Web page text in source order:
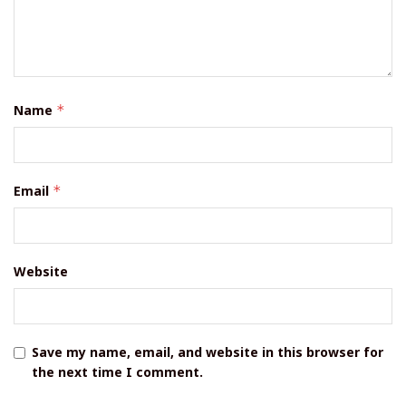
Name *
Email *
Website
Save my name, email, and website in this browser for
the next time I comment.